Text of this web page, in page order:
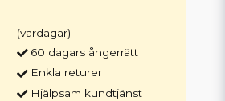
(vardagar)
60 dagars ångerrätt
Enkla returer
Hjälpsam kundtjänst